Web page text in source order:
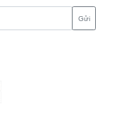
Gửi